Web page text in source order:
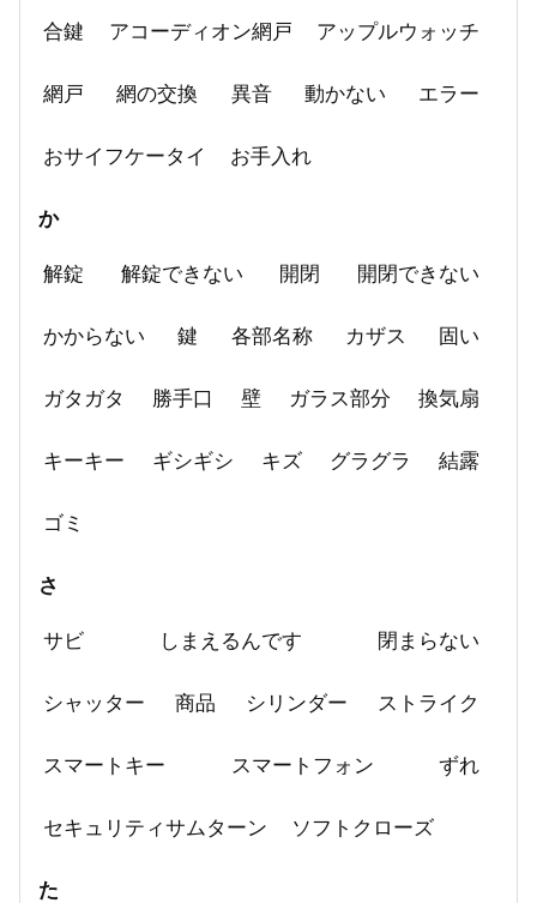
合鍵 アコーディオン網戸 アップルウォッチ
網戸 網の交換 異音 動かない エラー
おサイフケータイ お手入れ
か
解錠 解錠できない 開閉 開閉できない
かからない 鍵 各部名称 カザス 固い
ガタガタ 勝手口 壁 ガラス部分 換気扇
キーキー ギシギシ キズ グラグラ 結露
ゴミ
さ
サビ しまえるんです 閉まらない
シャッター 商品 シリンダー ストライク
スマートキー スマートフォン ずれ
セキュリティサムターン ソフトクローズ
た